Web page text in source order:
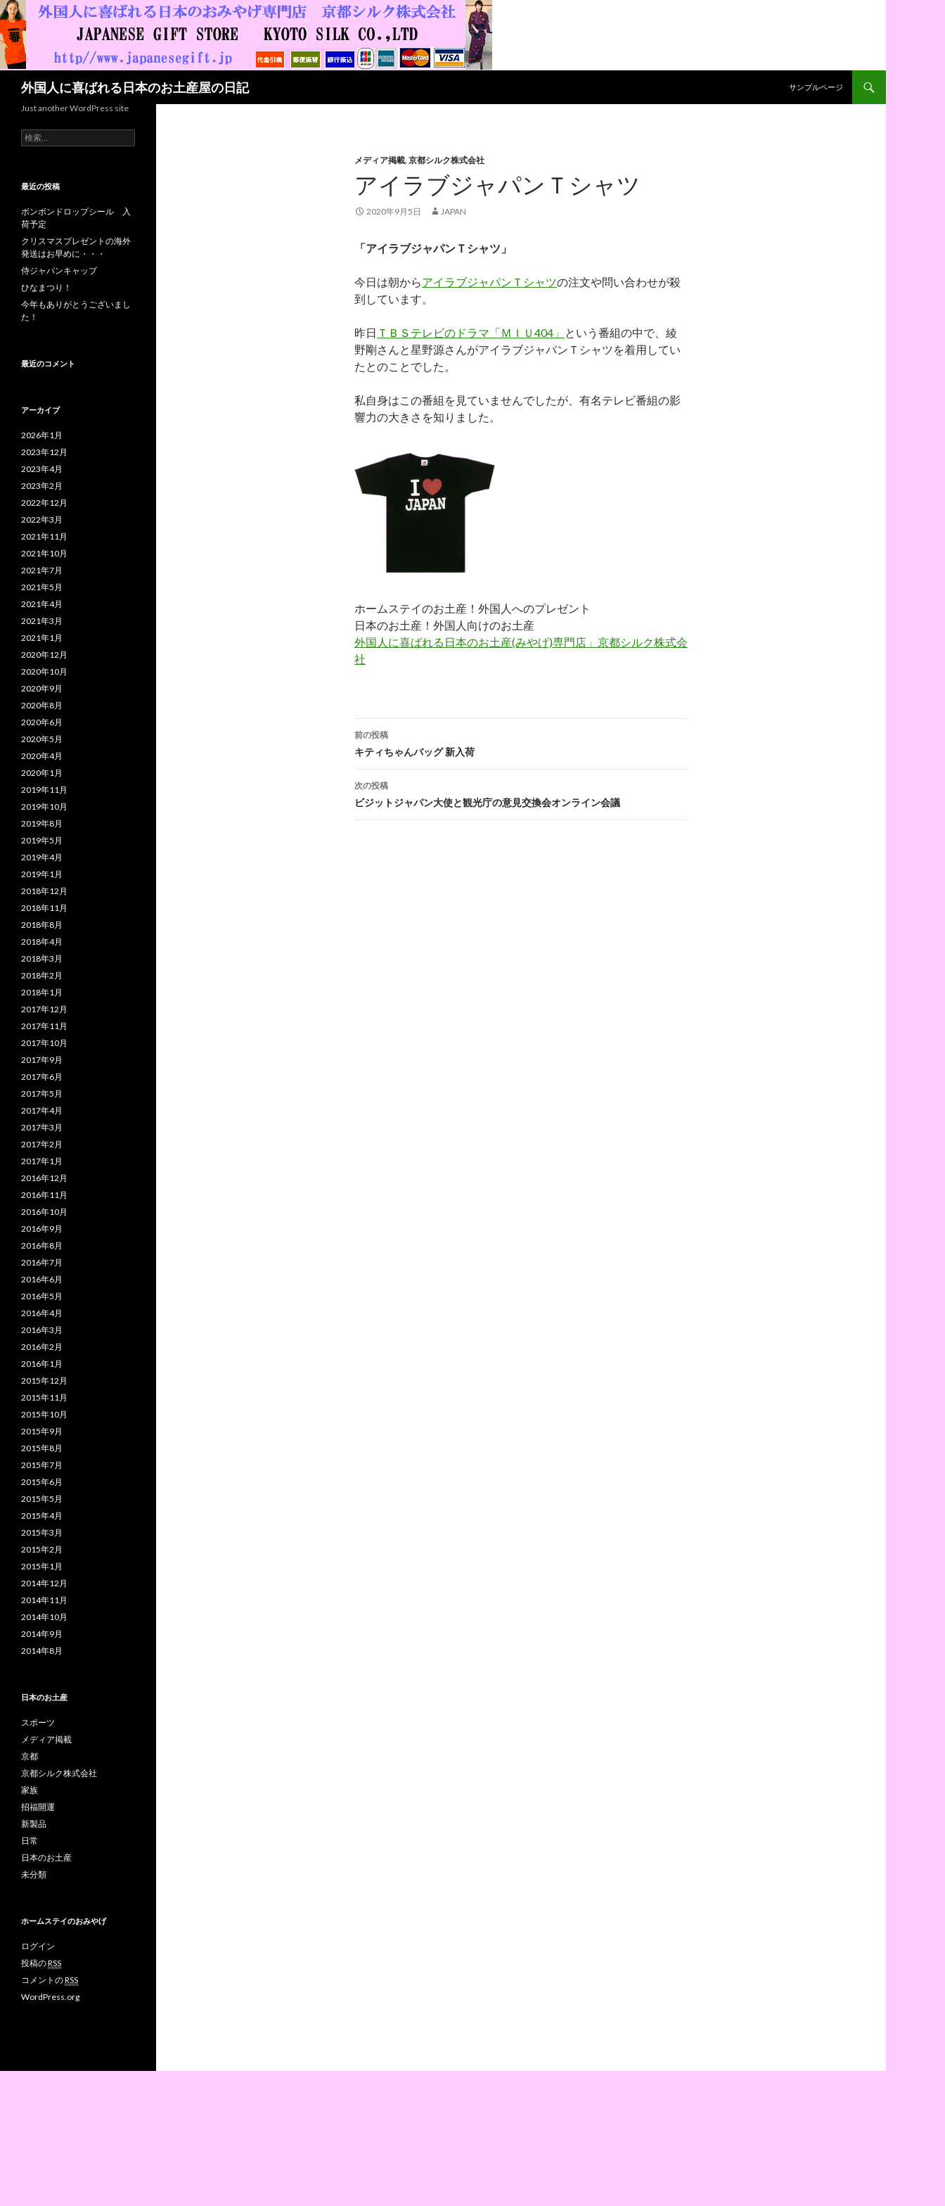
外国人に喜ばれる日本のお土産屋の日記
検索
サンプルページ
メディア掲載, 京都シルク株式会社
アイラブジャパンＴシャツ
2020年9月5日 JAPAN
「アイラブジャパンＴシャツ」
今日は朝からアイラブジャパンＴシャツの注文や問い合わせが殺
到しています。
昨日 ＴＢＳテレビのドラマ「ＭＩＵ404」 という番組の中で、綾
野剛さんと星野源さんがアイラブジャパンＴシャツを着用してい
たとのことでした。
私自身はこの番組を見ていませんでしたが、有名テレビ番組の影
響力の大きさを知りました。
ホームステイのお土産！外国人へのプレゼント
日本のお土産！外国人向けのお土産
外国人に喜ばれる日本のお土産(みやげ)専門店」京都シルク株式会
社
投稿ナビゲーション
前の投稿
キティちゃんバッグ 新入荷
次の投稿
ビジットジャパン大使と観光庁の意見交換会オンライン会議
Just another WordPress site
検索:
最近の投稿
ボンボンドロップシール 入
荷予定
クリスマスプレゼントの海外
発送はお早めに・・・
侍ジャパンキャップ
ひなまつり！
今年もありがとうございまし
た！
最近のコメント
アーカイブ
2026年1月
2023年12月
2023年4月
2023年2月
2022年12月
2022年3月
2021年11月
2021年10月
2021年7月
2021年5月
2021年4月
2021年3月
2021年1月
2020年12月
2020年10月
2020年9月
2020年8月
2020年6月
2020年5月
2020年4月
2020年1月
2019年11月
2019年10月
2019年8月
2019年5月
2019年4月
2019年1月
2018年12月
2018年11月
2018年8月
2018年4月
2018年3月
2018年2月
2018年1月
2017年12月
2017年11月
2017年10月
2017年9月
2017年6月
2017年5月
2017年4月
2017年3月
2017年2月
2017年1月
2016年12月
2016年11月
2016年10月
2016年9月
2016年8月
2016年7月
2016年6月
2016年5月
2016年4月
2016年3月
2016年2月
2016年1月
2015年12月
2015年11月
2015年10月
2015年9月
2015年8月
2015年7月
2015年6月
2015年5月
2015年4月
2015年3月
2015年2月
2015年1月
2014年12月
2014年11月
2014年10月
2014年9月
2014年8月
日本のお土産
スポーツ
メディア掲載
京都
京都シルク株式会社
家族
招福開運
新製品
日常
日本のお土産
未分類
ホームステイのおみやげ
ログイン
投稿のRSS
コメントのRSS
WordPress.org